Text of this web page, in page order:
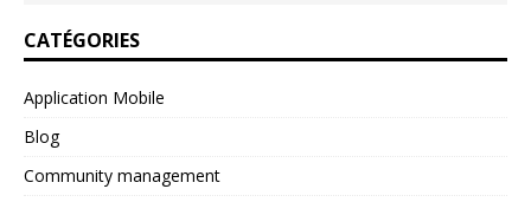
CATÉGORIES
Application Mobile
Blog
Community management